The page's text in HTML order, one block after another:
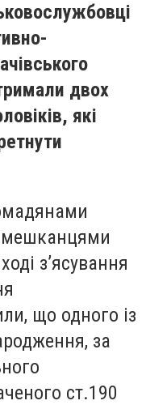
двох
які
мешканцями
з’ясування
що одного із
за
ст.190